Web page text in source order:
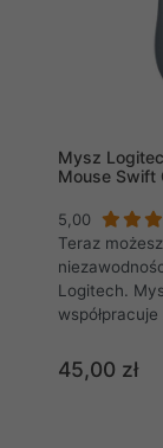
Mysz
Mouse Swift
5,00
Teraz
Logitech.
Windows.
podłączyć
45,00 zł